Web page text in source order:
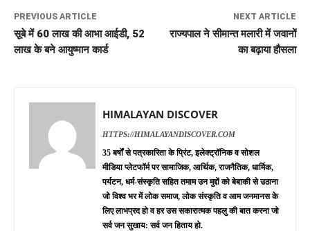
PREVIOUS ARTICLE
सूबे में 60 लाख की आभा आईडी, 52
लाख के बने आयुष्मान कार्ड
NEXT ARTICLE
राज्यपाल ने सीमान्त मलारी में जवानों
का बढ़ाया हौसला
HIMALAYAN DISCOVER
HTTPS://HIMALAYANDISCOVER.COM
35 बर्षों से पत्रकारिता के प्रिंट, इलेक्ट्रॉनिक व सोशल
मीडिया प्लेटफॉर्म पर सामाजिक, आर्थिक, राजनैतिक, धार्मिक,
पर्यटन, धर्म-संस्कृति सहित तमाम उन मुद्दों को बेबाकी से उठाना
जो विश्व भर में लोक समाज, लोक संस्कृति व आम जनमानस के
लिए लाभप्रद हो व हर उस सकारात्मक पहलु की बात करना जो
सर्व जन सुखाय: सर्व जन हिताय हो.